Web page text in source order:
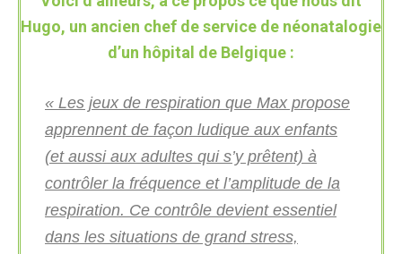
Hugo, un ancien chef de service de néonatalogie
d’un hôpital de Belgique :
« Les jeux de respiration que Max propose
apprennent de façon ludique aux enfants
(et aussi aux adultes qui s’y prêtent) à
contrôler la fréquence et l’amplitude de la
respiration. Ce contrôle devient essentiel
dans les situations de grand stress,